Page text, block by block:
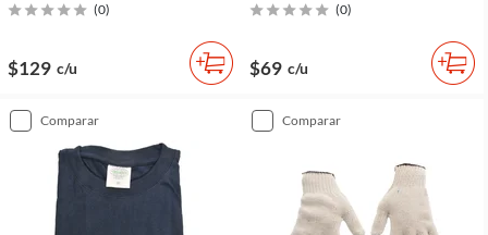
(0)
$129 c/u
(0)
$69 c/u
comparar comparar